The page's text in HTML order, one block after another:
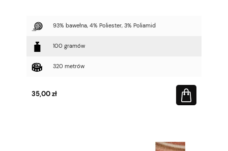
93% bawełna, 4% Poliester, 3% Poliamid
100 gramów
320 metrów
35,00 zł